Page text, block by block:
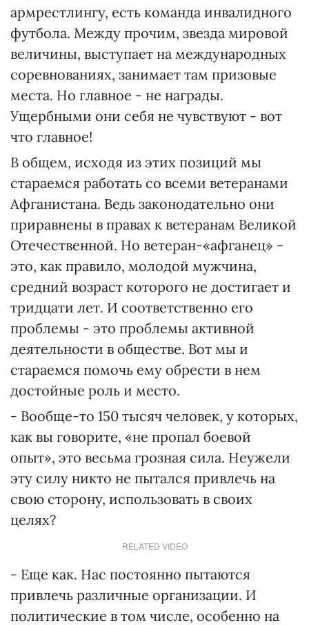
армрестлингу, есть команда инвалидного
футбола. Между прочим, звезда мировой
величины, выступает на международных
соревнованиях, занимает там призовые
места. Но главное - не награды.
Ущербными они себя не чувствуют - вот
что главное!
В общем, исходя из этих позиций мы
стараемся работать со всеми ветеранами
Афганистана. Ведь законодательно они
приравнены в правах к ветеранам Великой
Отечественной. Но ветеран-«афганец» -
это, как правило, молодой мужчина,
средний возраст которого не достигает и
тридцати лет. И соответственно его
проблемы - это проблемы активной
деятельности в обществе. Вот мы и
стараемся помочь ему обрести в нем
достойные роль и место.
- Вообще-то 150 тысяч человек, у которых,
как вы говорите, «не пропал боевой
опыт», это весьма грозная сила. Неужели
эту силу никто не пытался привлечь на
свою сторону, использовать в своих
целях?
RELATED VIDEO
- Еще как. Нас постоянно пытаются
привлечь различные организации. И
политические в том числе, особенно на